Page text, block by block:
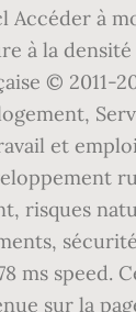
Accéder à
à la
© 2011-
et
risques
ms speed.
sur la